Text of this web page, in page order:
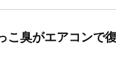
こ臭がエアコンで